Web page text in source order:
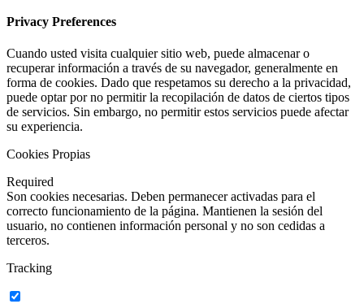
Privacy Preferences
Cuando usted visita cualquier sitio web, puede almacenar o
recuperar información a través de su navegador, generalmente en
forma de cookies. Dado que respetamos su derecho a la privacidad,
puede optar por no permitir la recopilación de datos de ciertos tipos
de servicios. Sin embargo, no permitir estos servicios puede afectar
su experiencia.
Cookies Propias
Required
Son cookies necesarias. Deben permanecer activadas para el
correcto funcionamiento de la página. Mantienen la sesión del
usuario, no contienen información personal y no son cedidas a
terceros.
Tracking